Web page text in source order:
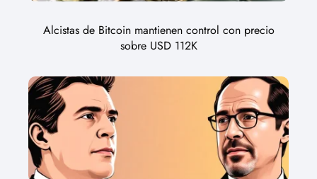
Alcistas de Bitcoin mantienen control con precio
sobre USD 112K